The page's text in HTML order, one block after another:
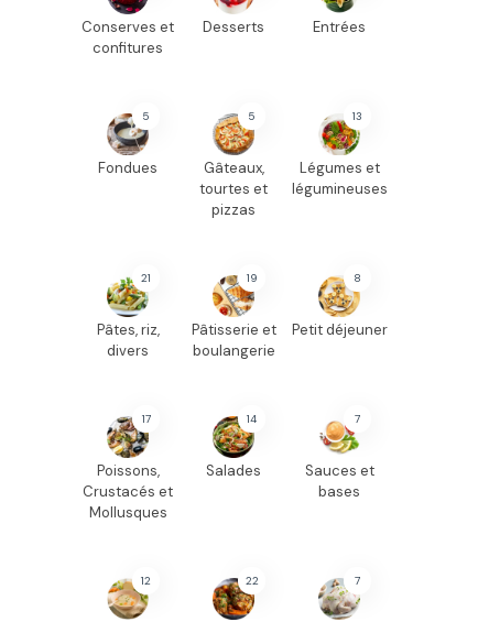
Conserves et
confitures
Desserts Entrées
5
Fondues
5
Gâteaux,
tourtes et
pizzas
13
Légumes et
légumineuses
21
Pâtes, riz,
divers
19
Pâtisserie et
boulangerie
8
Petit déjeuner
17
Poissons,
Crustacés et
Mollusques
14
Salades
7
Sauces et
bases
12 22 7